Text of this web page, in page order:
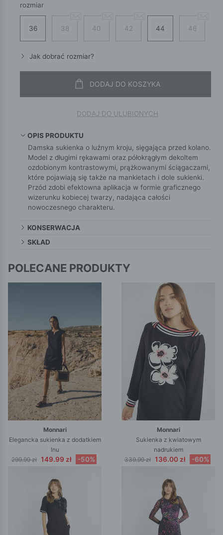
rozmiar
36 38 40 42 44 46
Jak dobrać rozmiar?
DODAJ DO KOSZYKA
DODAJ DO ULUBIONYCH
OPIS PRODUKTU
Damska sukienka o luźnym kroju, sięgająca przed kolano.
Model z długimi rękawami oraz półokrągłym dekoltem
ozdobionym kontrastowymi, prążkowanymi ściągaczami,
które pojawiają się także na mankietach i dole sukienki.
Przód zdobi efektowna aplikacja w formie graficznego
wizerunku kobiecej twarzy, nadająca całości
nowoczesnego charakteru.
KONSERWACJA
SKŁAD
POLECANE PRODUKTY
Monnari
Elegancka sukienka z dodatkiem
lnu
299.99 zł 149.99 zł -50%
Monnari
Sukienka z kwiatowym
nadrukiem
339.99 zł 136.00 zł -60%